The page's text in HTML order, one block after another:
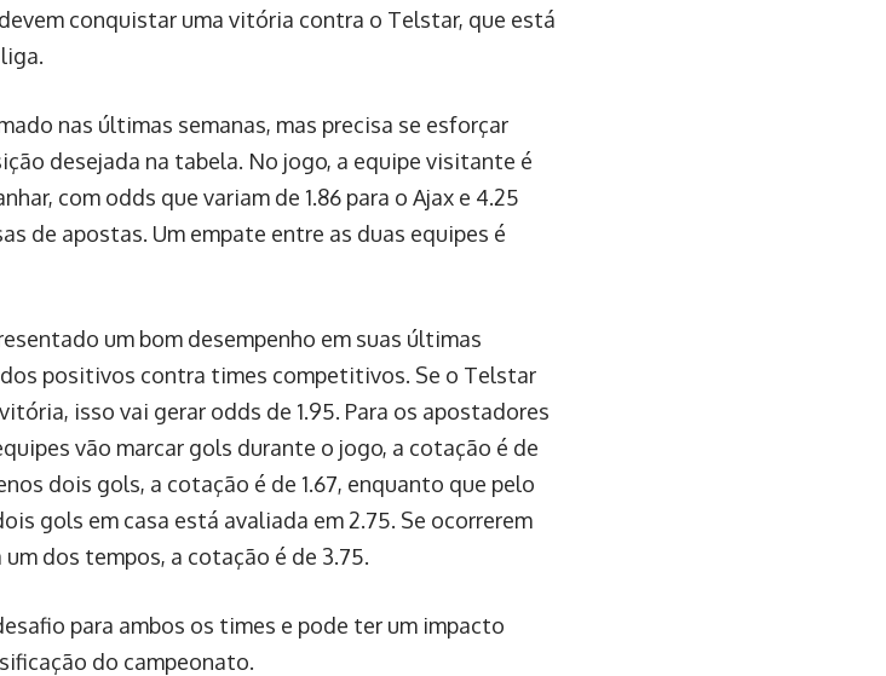
conquistar uma vitória contra o Telstar, que está
nas últimas semanas, mas precisa se esforçar
desejada na tabela. No jogo, a equipe visitante é
com odds que variam de 1.86 para o Ajax e 4.25
de apostas. Um empate entre as duas equipes é
um bom desempenho em suas últimas
positivos contra times competitivos. Se o Telstar
isso vai gerar odds de 1.95. Para os apostadores
vão marcar gols durante o jogo, a cotação é de
dois gols, a cotação é de 1.67, enquanto que pelo
gols em casa está avaliada em 2.75. Se ocorrerem
dos tempos, a cotação é de 3.75.
para ambos os times e pode ter um impacto
do campeonato.